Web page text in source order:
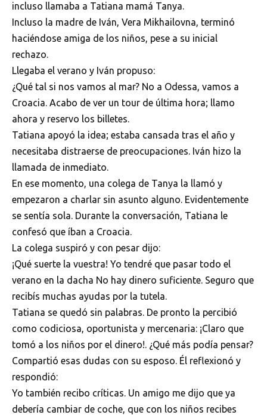
incluso llamaba a Tatiana mamá Tanya.
Incluso la madre de Iván, Vera Mikhailovna, terminó
haciéndose amiga de los niños, pese a su inicial
rechazo.
Llegaba el verano y Iván propuso:
¿Qué tal si nos vamos al mar? No a Odessa, vamos a
Croacia. Acabo de ver un tour de última hora; llamo
ahora y reservo los billetes.
Tatiana apoyó la idea; estaba cansada tras el año y
necesitaba distraerse de preocupaciones. Iván hizo la
llamada de inmediato.
En ese momento, una colega de Tanya la llamó y
empezaron a charlar sin asunto alguno. Evidentemente
se sentía sola. Durante la conversación, Tatiana le
confesó que íban a Croacia.
La colega suspiró y con pesar dijo:
¡Qué suerte la vuestra! Yo tendré que pasar todo el
verano en la dacha No hay dinero suficiente. Seguro que
recibís muchas ayudas por la tutela.
Tatiana se quedó sin palabras. De pronto la percibió
como codiciosa, oportunista y mercenaria: ¡Claro que
tomó a los niños por el dinero!. ¿Qué más podía pensar?
Compartió esas dudas con su esposo. Él reflexionó y
respondió:
Yo también recibo críticas. Un amigo me dijo que ya
debería cambiar de coche, que con los niños recibes